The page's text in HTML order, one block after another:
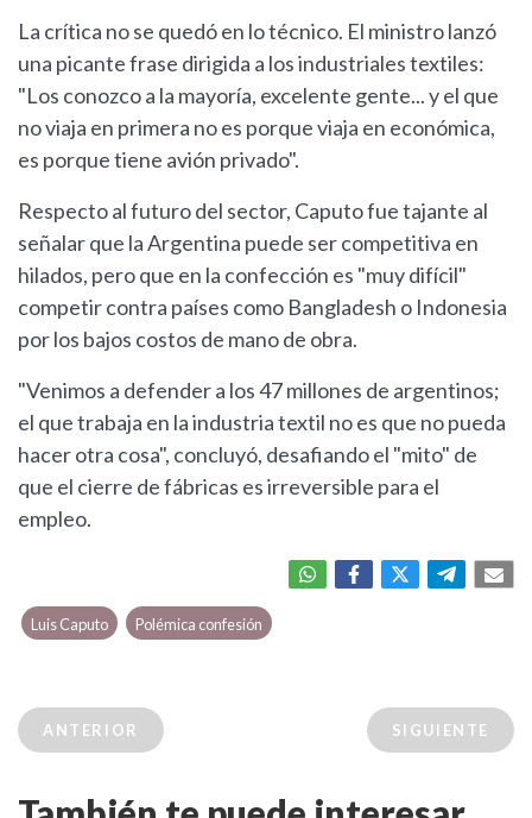
La crítica no se quedó en lo técnico. El ministro lanzó
una picante frase dirigida a los industriales textiles:
"Los conozco a la mayoría, excelente gente... y el que
no viaja en primera no es porque viaja en económica,
es porque tiene avión privado".
Respecto al futuro del sector, Caputo fue tajante al
señalar que la Argentina puede ser competitiva en
hilados, pero que en la confección es "muy difícil"
competir contra países como Bangladesh o Indonesia
por los bajos costos de mano de obra.
"Venimos a defender a los 47 millones de argentinos;
el que trabaja en la industria textil no es que no pueda
hacer otra cosa", concluyó, desafiando el "mito" de
que el cierre de fábricas es irreversible para el
empleo.
Luis Caputo Polémica confesión
ANTERIOR SIGUIENTE